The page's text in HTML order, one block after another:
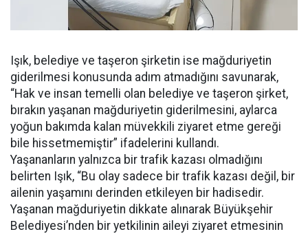
Işık, belediye ve taşeron şirketin ise mağduriyetin
giderilmesi konusunda adım atmadığını savunarak,
“Hak ve insan temelli olan belediye ve taşeron şirket,
bırakın yaşanan mağduriyetin giderilmesini, aylarca
yoğun bakımda kalan müvekkili ziyaret etme gereği
bile hissetmemiştir” ifadelerini kullandı.
Yaşananların yalnızca bir trafik kazası olmadığını
belirten Işık, “Bu olay sadece bir trafik kazası değil, bir
ailenin yaşamını derinden etkileyen bir hadisedir.
Yaşanan mağduriyetin dikkate alınarak Büyükşehir
Belediyesi’nden bir yetkilinin aileyi ziyaret etmesinin